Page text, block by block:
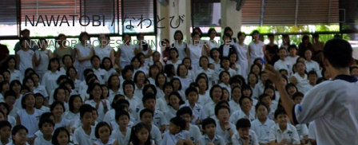
NAWATOBI / なわとび
NAWATOBI ROPESKIPPING JUMPROPE